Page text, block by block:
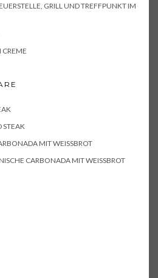
GRILL UND TREFFPUNKT IM
CREME
STEAK
MIT WEISSBROT
CARBONADA MIT WEISSBROT